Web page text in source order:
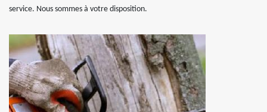
service. Nous sommes à votre disposition.